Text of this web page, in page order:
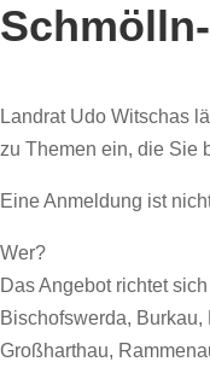
Landrat Udo Witschas
zu Themen ein, die Sie
Eine Anmeldung ist
Wer?
Das Angebot richtet
Bischofswerda,
Großharthau,